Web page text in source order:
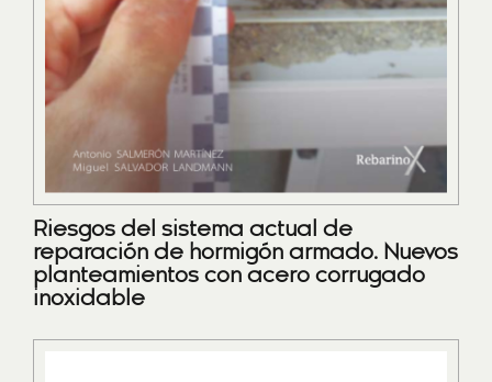
Riesgos del sistema actual de
reparación de hormigón armado. Nuevos
planteamientos con acero corrugado
inoxidable